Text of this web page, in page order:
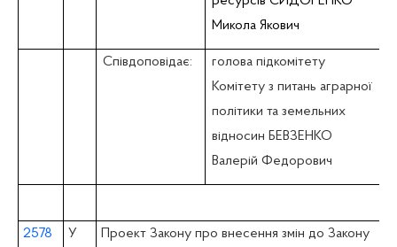
Микола Якович
Співдоповідає:
голова підкомітету
Комітету з питань аграрної
політики та земельних
відносин БЕВЗЕНКО
Валерій Федорович
2578 У
Проект Закону про внесення змін до Закону